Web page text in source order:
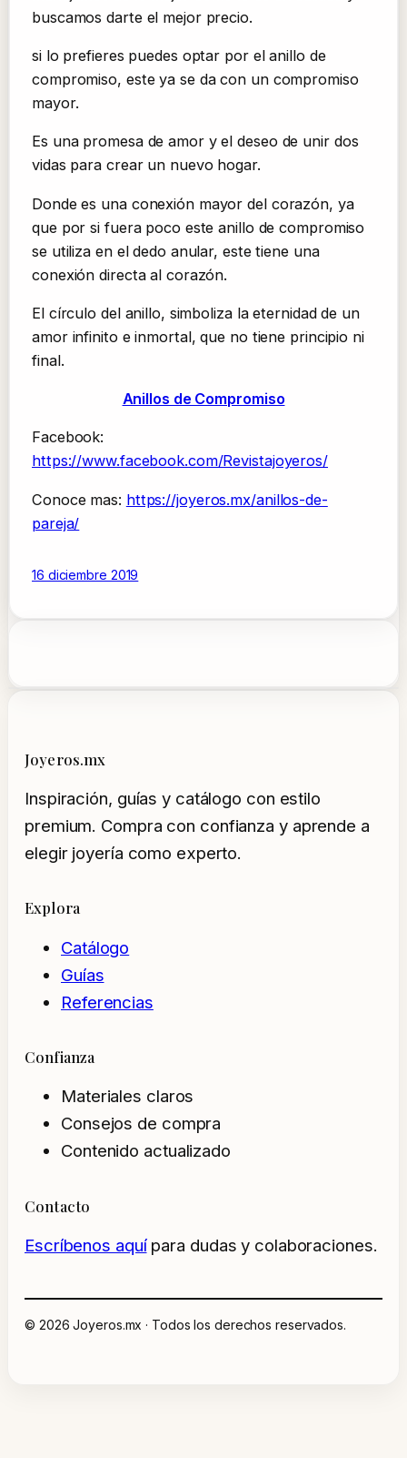
buscamos darte el mejor precio.
si lo prefieres puedes optar por el anillo de
compromiso, este ya se da con un compromiso
mayor.
Es una promesa de amor y el deseo de unir dos
vidas para crear un nuevo hogar.
Donde es una conexión mayor del corazón, ya
que por si fuera poco este anillo de compromiso
se utiliza en el dedo anular, este tiene una
conexión directa al corazón.
El círculo del anillo, simboliza la eternidad de un
amor infinito e inmortal, que no tiene principio ni
final.
Anillos de Compromiso
Facebook:
https://www.facebook.com/Revistajoyeros/
Conoce mas: https://joyeros.mx/anillos-de-
pareja/
16 diciembre 2019
Joyeros.mx
Inspiración, guías y catálogo con estilo
premium. Compra con confianza y aprende a
elegir joyería como experto.
Explora
Catálogo
Guías
Referencias
Confianza
Materiales claros
Consejos de compra
Contenido actualizado
Contacto
Escríbenos aquípara dudas y colaboraciones.
© 2026 Joyeros.mx · Todos los derechos reservados.